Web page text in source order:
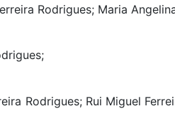
Rodrigues; Maria
Rodrigues; Rui Miguel